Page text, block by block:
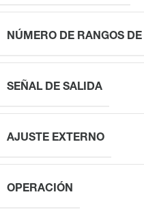
NÚMERO DE RANGOS
SEÑAL DE SALIDA
AJUSTE EXTERNO
OPERACIÓN